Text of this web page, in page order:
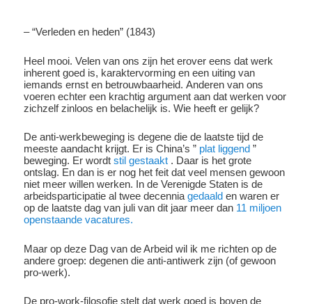
– “Verleden en heden” (1843)
Heel mooi. Velen van ons zijn het erover eens dat werk
inherent goed is, karaktervorming en een uiting van
iemands ernst en betrouwbaarheid. Anderen van ons
voeren echter een krachtig argument aan dat werken voor
zichzelf zinloos en belachelijk is. Wie heeft er gelijk?
De anti-werkbeweging is degene die de laatste tijd de
meeste aandacht krijgt. Er is China’s ” plat liggend ”
beweging. Er wordtstil gestaakt . Daar is het grote
ontslag. En dan is er nog het feit dat veel mensen gewoon
niet meer willen werken. In de Verenigde Staten is de
arbeidsparticipatie al twee decenniagedaald en waren er
op de laatste dag van juli van dit jaar meer dan 11 miljoen
openstaande vacatures.
Maar op deze Dag van de Arbeid wil ik me richten op de
andere groep: degenen die anti-antiwerk zijn (of gewoon
pro-werk).
De pro-work-filosofie stelt dat werk goed is boven de